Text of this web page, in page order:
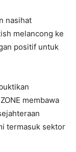
nasihat
melancong ke
positif untuk
membawa
termasuk sektor